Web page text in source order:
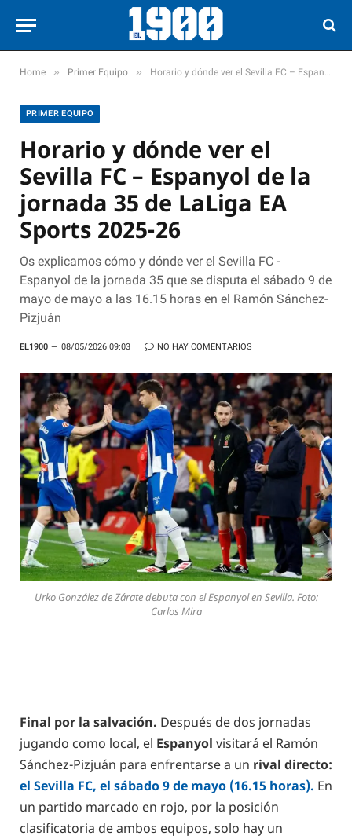
Home » Primer Equipo » Horario y dónde ver el Sevilla FC – Espanyol de la jornada 35 de LaLiga EA Sports 2025-26
PRIMER EQUIPO
Horario y dónde ver el
Sevilla FC – Espanyol de la
jornada 35 de LaLiga EA
Sports 2025-26
Os explicamos cómo y dónde ver el Sevilla FC -
Espanyol de la jornada 35 que se disputa el sábado 9 de
mayo de mayo a las 16.15 horas en el Ramón Sánchez-
Pizjuán
EL1900 08/05/2026 09:03 NO HAY COMENTARIOS
Urko González de Zárate debuta con el Espanyol en Sevilla. Foto:
Carlos Mira
Final por la salvación. Después de dos jornadas
jugando como local, el Espanyol visitará el Ramón
Sánchez-Pizjuán para enfrentarse a un rival directo:
el Sevilla FC, el sábado 9 de mayo (16.15 horas). En
un partido marcado en rojo, por la posición
clasificatoria de ambos equipos, solo hay un